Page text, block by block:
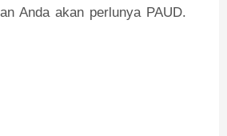
Anda akan perlunya PAUD.